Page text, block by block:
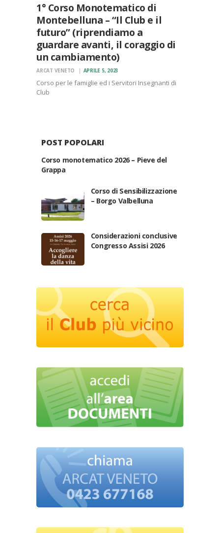
1° Corso Monotematico di
Montebelluna – “Il Club e il
futuro” (riprendiamo a
guardare avanti, il coraggio di
un cambiamento)
ARCAT VENETO APRILE 5, 2023
Corso per le famiglie ed i Servitori Insegnanti di
Club
POST POPOLARI
Corso monotematico 2026 – Pieve del
Grappa
Corso di Sensibilizzazione
– Borgo Valbelluna
Considerazioni conclusive
Congresso Assisi 2026